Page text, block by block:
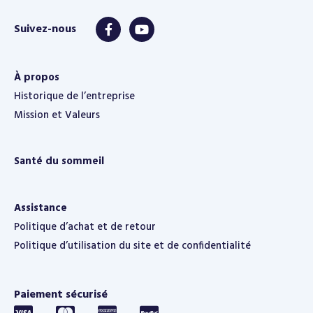
À propos
Historique de l’entreprise
Mission et Valeurs
Santé du sommeil
Assistance
Politique d’achat et de retour
Politique d’utilisation du site et de confidentialité
Paiement sécurisé